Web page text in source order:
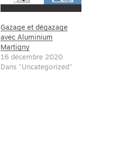
Gazage et dégazage
avec Aluminium
Martigny
16 décembre 2020
Dans "Uncategorized"